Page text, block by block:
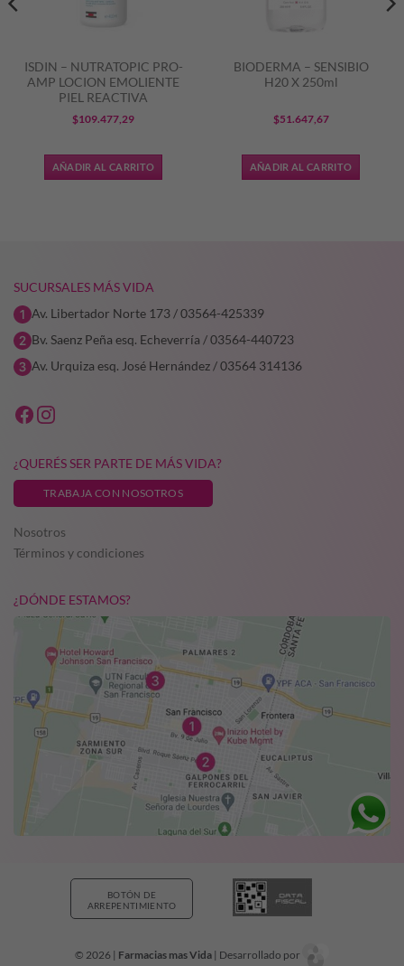
ISDIN – NUTRATOPIC PRO-
AMP LOCION EMOLIENTE
PIEL REACTIVA
$109.477,29
AÑADIR AL CARRITO
BIODERMA – SENSIBIO
H20 X 250ml
$51.647,67
AÑADIR AL CARRITO
SUCURSALES MÁS VIDA
Av. Libertador Norte 173 / 03564-425339
Bv. Saenz Peña esq. Echeverría / 03564-440723
Av. Urquiza esq. José Hernández / 03564 314136
¿QUERÉS SER PARTE DE MÁS VIDA?
TRABAJA CON NOSOTROS
Nosotros
Términos y condiciones
¿DÓNDE ESTAMOS?
BOTÓN DE
ARREPENTIMIENTO
© 2026 | Farmacias mas Vida | Desarrollado por